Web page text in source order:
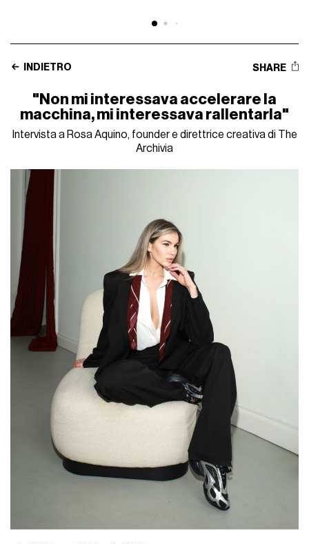
INDIETRO SHARE
"Non mi interessava accelerare la
macchina, mi interessava rallentarla"
Intervista a Rosa Aquino, founder e direttrice creativa di The
Archivia